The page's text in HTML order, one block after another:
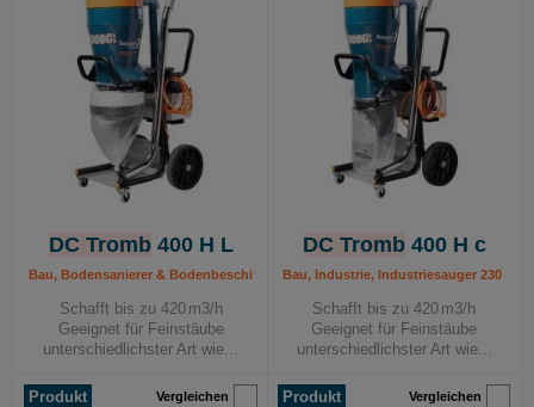
DC Tromb400 H L
Bau, Bodensanierer & Bodenbeschichtung, Industrie, Industriesauger 230 V,
Schafft bis zu 420 m3/h
Geeignet für Feinstäube
unterschiedlichster Art wie...
DC Tromb400 H c
Bau, Industrie, Industriesauger 230 V,
Schafft bis zu 420 m3/h
Geeignet für Feinstäube
unterschiedlichster Art wie...
Vergleichen
Produkt Vergleichen
Produkt